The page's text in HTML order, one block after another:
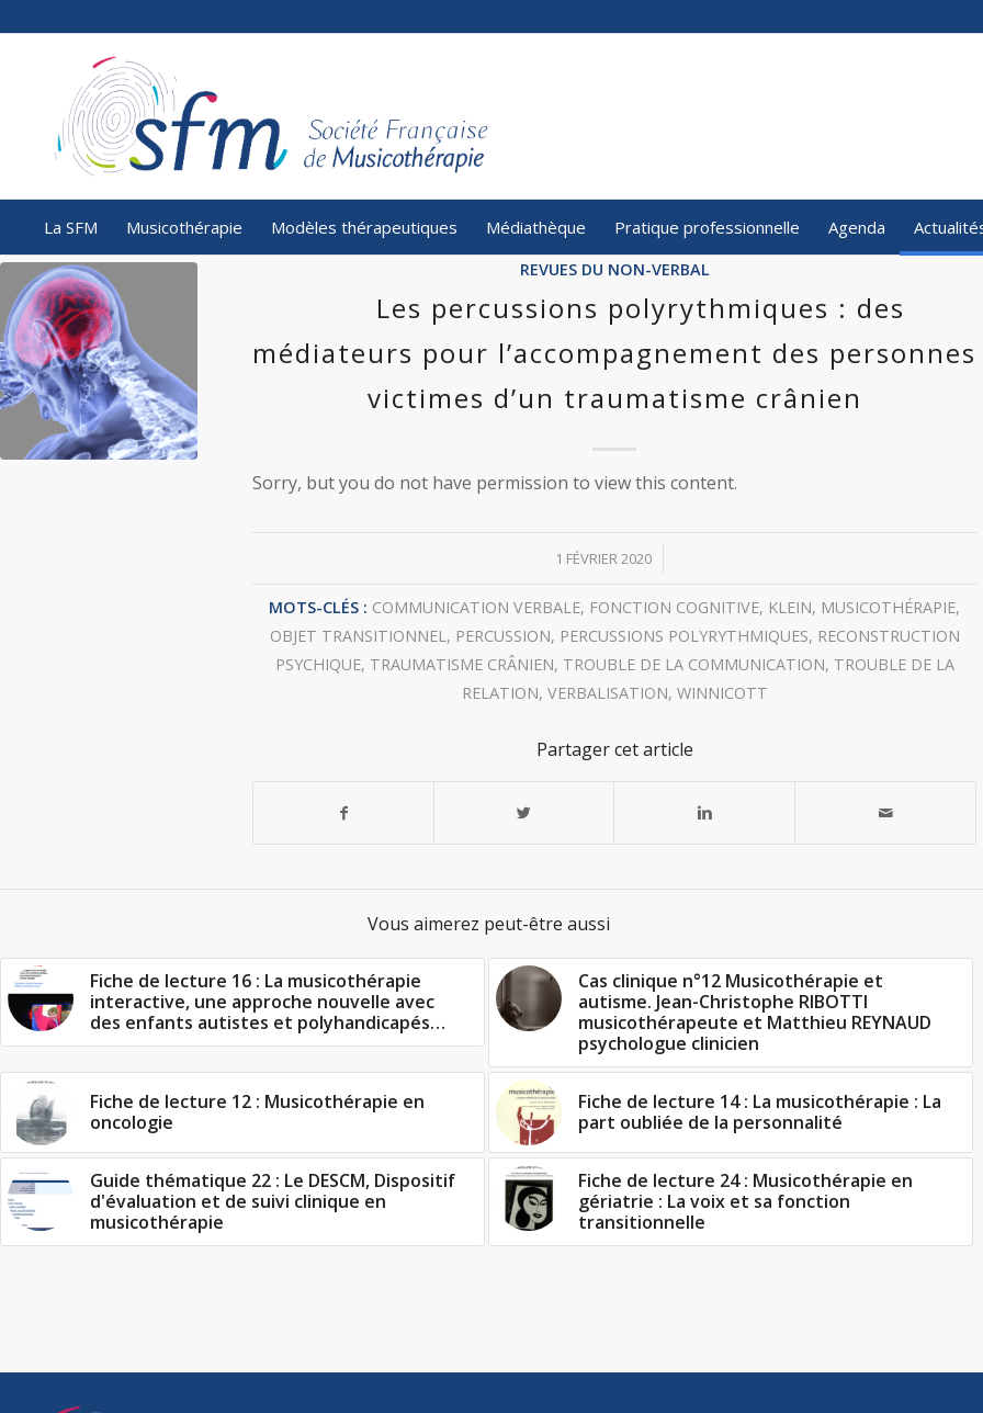
La SFM Musicothérapie Modèles thérapeutiques Médiathèque Pratique professionnelle Agenda
REVUES DU NON-VERBAL
Les percussions polyrythmiques : des
médiateurs pour l’accompagnement des personnes
victimes d’un traumatisme crânien
Sorry, but you do not have permission to view this content.
1 FÉVRIER 2020
/
MOTS-CLÉS : COMMUNICATION VERBALE, FONCTION COGNITIVE, KLEIN, MUSICOTHÉRAPIE,
OBJET TRANSITIONNEL, PERCUSSION, PERCUSSIONS POLYRYTHMIQUES, RECONSTRUCTION
PSYCHIQUE, TRAUMATISME CRÂNIEN, TROUBLE DE LA COMMUNICATION, TROUBLE DE LA
RELATION, VERBALISATION, WINNICOTT
Partager cet article
Vous aimerez peut-être aussi
Fiche de lecture 16 : La musicothérapie
interactive, une approche nouvelle avec
des enfants autistes et polyhandicapés…
Cas clinique n°12 Musicothérapie et
autisme. Jean-Christophe RIBOTTI
musicothérapeute et Matthieu REYNAUD
psychologue clinicien
Fiche de lecture 12 : Musicothérapie en
oncologie
Fiche de lecture 14 : La musicothérapie : La
part oubliée de la personnalité
Guide thématique 22 : Le DESCM, Dispositif
d'évaluation et de suivi clinique en
musicothérapie
Fiche de lecture 24 : Musicothérapie en
gériatrie : La voix et sa fonction
transitionnelle